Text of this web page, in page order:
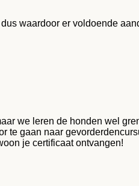
waardoor er voldoende
we leren de honden wel
gaan naar
je certificaat ontvangen!